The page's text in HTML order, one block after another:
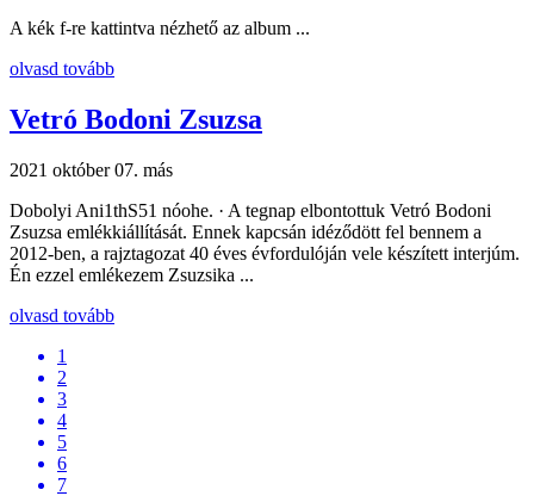
A kék f-re kattintva nézhető az album ...
olvasd tovább
Vetró Bodoni Zsuzsa
2021 október 07. más
Dobolyi Ani1thS51 nóohe. · A tegnap elbontottuk Vetró Bodoni
Zsuzsa emlékkiállítását. Ennek kapcsán idéződött fel bennem a
2012-ben, a rajztagozat 40 éves évfordulóján vele készített interjúm.
Én ezzel emlékezem Zsuzsika ...
olvasd tovább
1
2
3
4
5
6
7